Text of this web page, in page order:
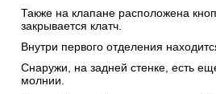
Также на клапане расположена
закрывается клатч.
Внутри первого отделения
Снаружи, на задней стенке, есть
молнии.